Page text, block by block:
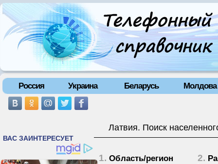
Россия Украина Беларусь Молдова
Латвия. Поиск
1. Область/регион 2.